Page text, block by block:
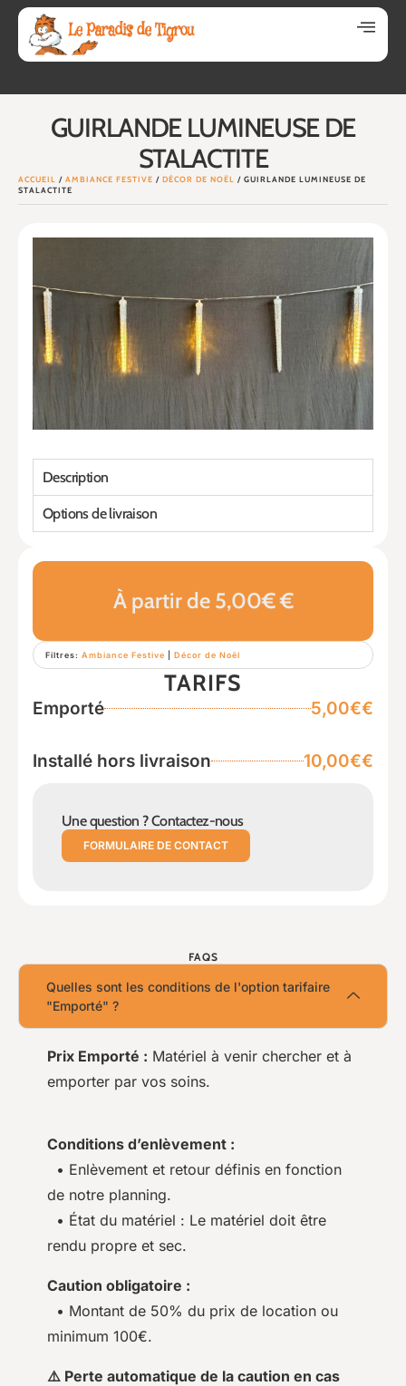
GUIRLANDE LUMINEUSE DE
STALACTITE
ACCUEIL / AMBIANCE FESTIVE / DÉCOR DE NOËL
/ GUIRLANDE LUMINEUSE DE
STALACTITE
À partir de 5,00€ €
Filtres: Ambiance Festive Décor de Noël
TARIFS
Emporté 5,00€€
Installé hors livraison 10,00€€
Une question ? Contactez-nous
FORMULAIRE DE CONTACT
Description
Options de livraison
FAQS
Quelles sont les conditions de l'option tarifaire
"Emporté" ?
Prix Emporté : Matériel à venir chercher et à
emporter par vos soins.
Conditions d’enlèvement :
• Enlèvement et retour définis en fonction
de notre planning.
• État du matériel : Le matériel doit être
rendu propre et sec.
Caution obligatoire :
• Montant de 50% du prix de location ou
minimum 100€.
⚠️ Perte automatique de la caution en cas